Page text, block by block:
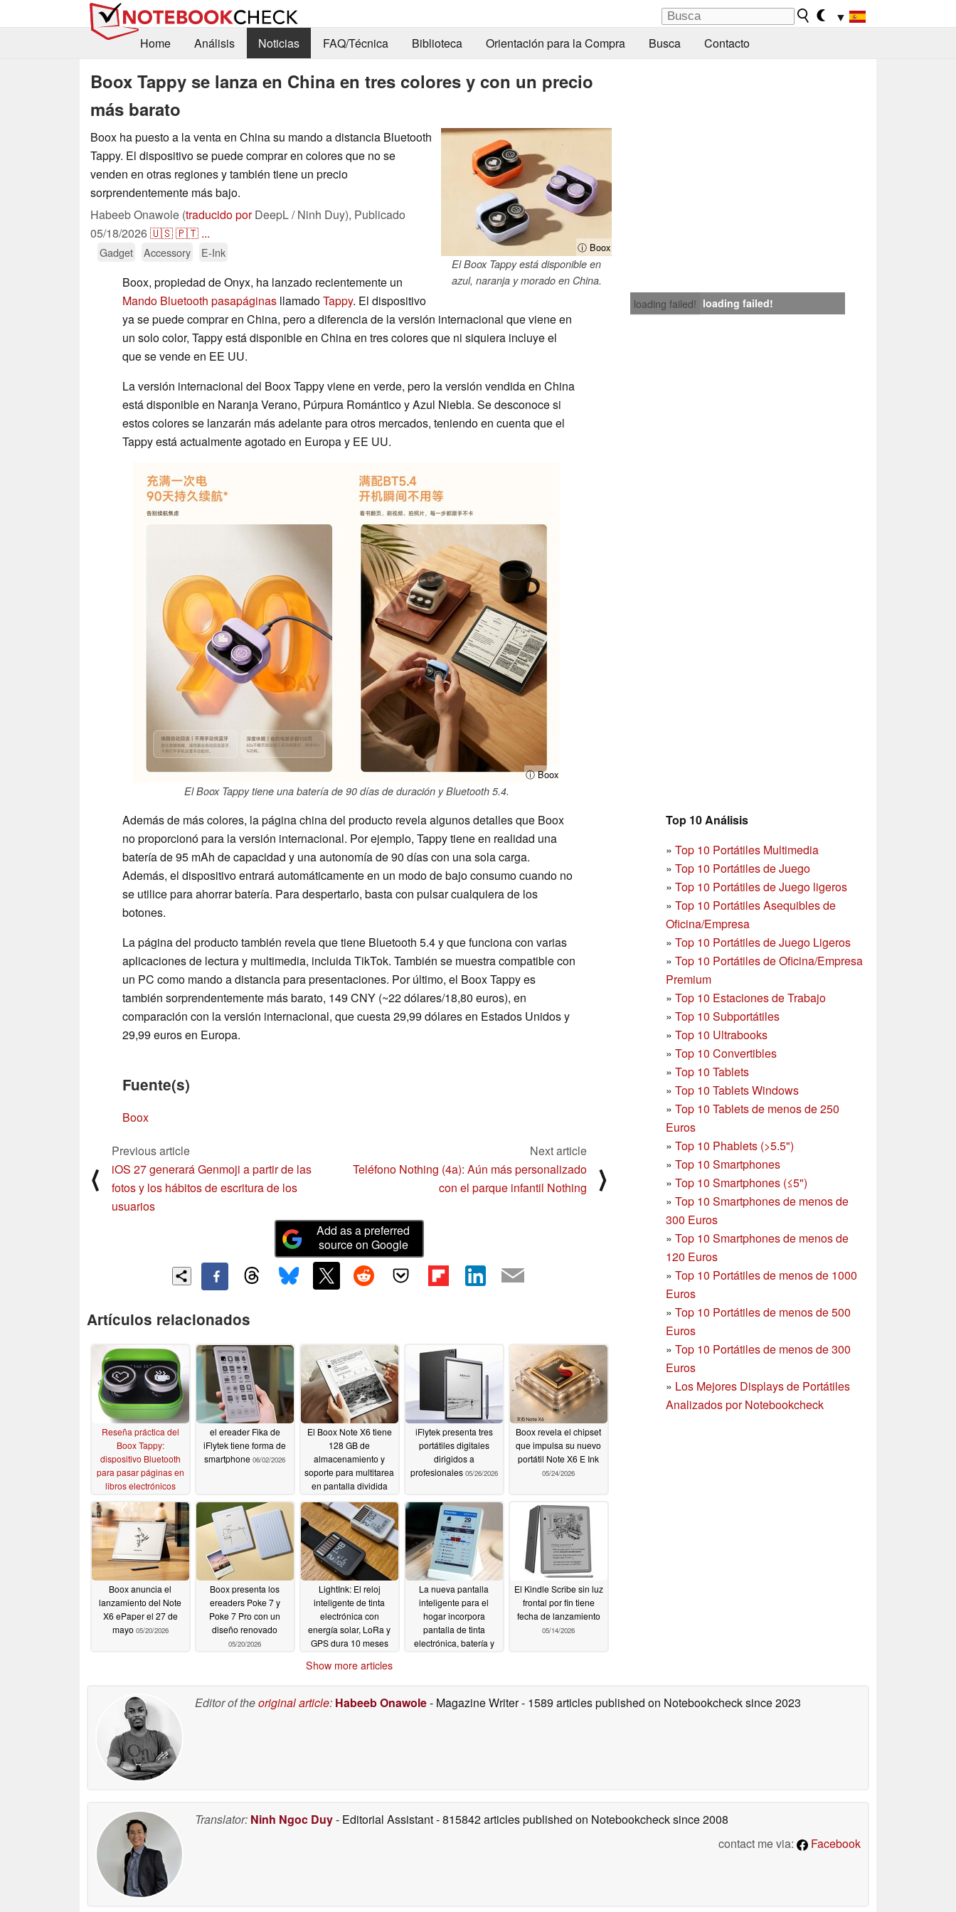
▼
Home
Análisis Noticias FAQ/Técnica Biblioteca Orientación para la Compra Busca Contacto
Boox Tappy se lanza en China en tres colores y con un precio
más barato
ⓘ Boox
El Boox Tappy está disponible en
azul, naranja y morado en China.
Boox ha puesto a la venta en China su mando a distancia Bluetooth
Tappy. El dispositivo se puede comprar en colores que no se
venden en otras regiones y también tiene un precio
sorprendentemente más bajo.
Habeeb Onawole (traducido porDeepL / Ninh Duy), Publicado
05/18/2026🇺🇸🇵🇹 ...
Gadget Accessory E-Ink
loading failed! loading failed!
Boox, propiedad de Onyx, ha lanzado recientemente un
Mando Bluetooth pasapáginas llamadoTappy. El dispositivo
ya se puede comprar en China, pero a diferencia de la versión internacional que viene en
un solo color, Tappy está disponible en China en tres colores que ni siquiera incluye el
que se vende en EE UU.
La versión internacional del Boox Tappy viene en verde, pero la versión vendida en China
está disponible en Naranja Verano, Púrpura Romántico y Azul Niebla. Se desconoce si
estos colores se lanzarán más adelante para otros mercados, teniendo en cuenta que el
Tappy está actualmente agotado en Europa y EE UU.
ⓘ Boox
El Boox Tappy tiene una batería de 90 días de duración y Bluetooth 5.4.
Top 10 Análisis
» Top 10 Portátiles Multimedia
» Top 10 Portátiles de Juego
» Top 10 Portátiles de Juego ligeros
» Top 10 Portátiles Asequibles de
Oficina/Empresa
» Top 10 Portátiles de Juego Ligeros
» Top 10 Portátiles de Oficina/Empresa
Premium
» Top 10 Estaciones de Trabajo
» Top 10 Subportátiles
» Top 10 Ultrabooks
» Top 10 Convertibles
» Top 10 Tablets
» Top 10 Tablets Windows
» Top 10 Tablets de menos de 250
Euros
» Top 10 Phablets (>5.5")
» Top 10 Smartphones
» Top 10 Smartphones (≤5")
» Top 10 Smartphones de menos de
300 Euros
» Top 10 Smartphonesde menos de
120 Euros
» Top 10 Portátiles de menos de 1000
Euros
» Top 10 Portátiles de menos de 500
Euros
» Top 10 Portátiles de menos de 300
Euros
» Los Mejores Displays de Portátiles
Analizados por Notebookcheck
Además de más colores, la página china del producto revela algunos detalles que Boox
no proporcionó para la versión internacional. Por ejemplo, Tappy tiene en realidad una
batería de 95 mAh de capacidad y una autonomía de 90 días con una sola carga.
Además, el dispositivo entrará automáticamente en un modo de bajo consumo cuando no
se utilice para ahorrar batería. Para despertarlo, basta con pulsar cualquiera de los
botones.
La página del producto también revela que tiene Bluetooth 5.4 y que funciona con varias
aplicaciones de lectura y multimedia, incluida TikTok. También se muestra compatible con
un PC como mando a distancia para presentaciones. Por último, el Boox Tappy es
también sorprendentemente más barato, 149 CNY (~22 dólares/18,80 euros), en
comparación con la versión internacional, que cuesta 29,99 dólares en Estados Unidos y
29,99 euros en Europa.
Fuente(s)
Boox
⟨
Previous article
iOS 27 generará Genmoji a partir de las
fotos y los hábitos de escritura de los
usuarios
Next article
Teléfono Nothing (4a): Aún más personalizado
con el parque infantil Nothing
⟩
Add as a preferred
source on Google
Artículos relacionados
Reseña práctica del
Boox Tappy:
dispositivo Bluetooth
para pasar páginas en
libros electrónicos
06/18/2026
el ereader Fika de
iFlytek tiene forma de
smartphone 06/02/2026
El Boox Note X6 tiene
128 GB de
almacenamiento y
soporte para multitarea
en pantalla dividida
05/29/2026
iFlytek presenta tres
portátiles digitales
dirigidos a
profesionales 05/26/2026
Boox revela el chipset
que impulsa su nuevo
portátil Note X6 E Ink
05/24/2026
Boox anuncia el
lanzamiento del Note
X6 ePaper el 27 de
mayo 05/20/2026
Boox presenta los
ereaders Poke 7 y
Poke 7 Pro con un
diseño renovado
05/20/2026
LightInk: El reloj
inteligente de tinta
electrónica con
energía solar, LoRa y
GPS dura 10 meses
05/17/2026
La nueva pantalla
inteligente para el
hogar incorpora
pantalla de tinta
electrónica, batería y
El Kindle Scribe sin luz
frontal por fin tiene
fecha de lanzamiento
05/14/2026
Show more articles
Editor of theoriginal article: Habeeb Onawole- Magazine Writer- 1589 articles published on Notebookchecksince 2023
Translator: Ninh Ngoc Duy- Editorial Assistant- 815842 articles published on Notebookchecksince 2008
contact me via:
Facebook